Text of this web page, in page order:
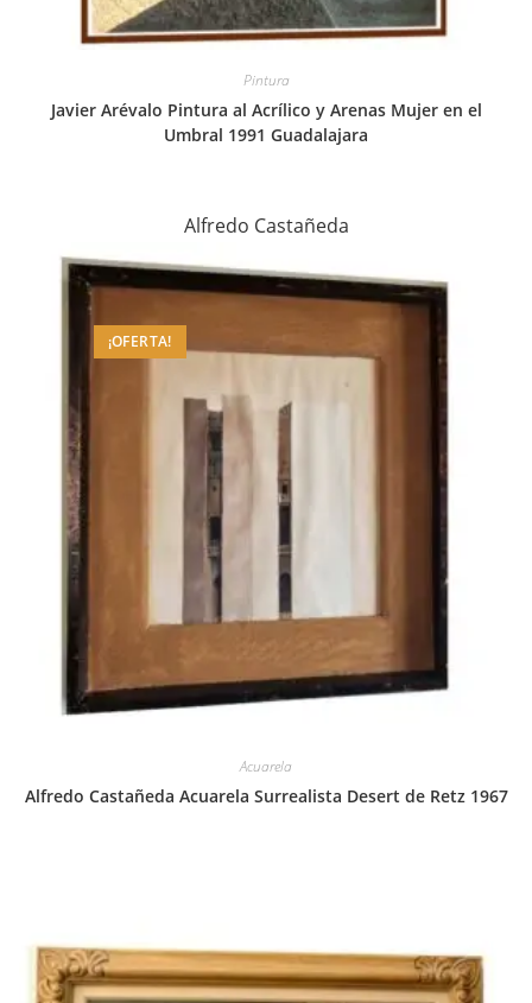
Pintura
Javier Arévalo Pintura al Acrílico y Arenas Mujer en el
Umbral 1991 Guadalajara
Alfredo Castañeda
¡OFERTA!
Acuarela
Alfredo Castañeda Acuarela Surrealista Desert de Retz 1967